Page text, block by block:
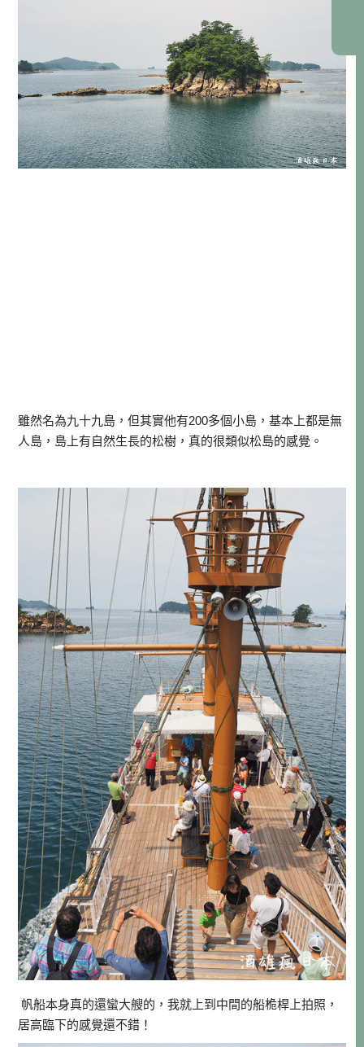
雖然名為九十九島，但其實他有200多個小島，基本上都是無
人島，島上有自然生長的松樹，真的很類似松島的感覺。
帆船本身真的還蠻大艘的，我就上到中間的船桅桿上拍照，
居高臨下的感覺還不錯！